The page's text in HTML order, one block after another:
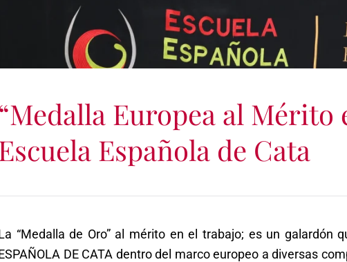
“Medalla Europea al Mérito
Española de Cata
“Medalla de Oro” al mérito en el trabajo; es un galardón
DE CATA dentro del marco europeo a diversas